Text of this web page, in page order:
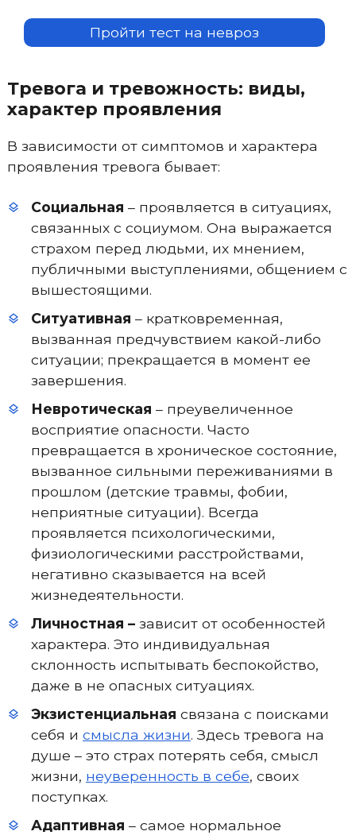
Пройти тест на невроз
Тревога и тревожность: виды,
характер проявления
В зависимости от симптомов и характера
проявления тревога бывает:
Социальная – проявляется в ситуациях,
связанных с социумом. Она выражается
страхом перед людьми, их мнением,
публичными выступлениями, общением с
вышестоящими.
Ситуативная – кратковременная,
вызванная предчувствием какой-либо
ситуации; прекращается в момент ее
завершения.
Невротическая – преувеличенное
восприятие опасности. Часто
превращается в хроническое состояние,
вызванное сильными переживаниями в
прошлом (детские травмы, фобии,
неприятные ситуации). Всегда
проявляется психологическими,
физиологическими расстройствами,
негативно сказывается на всей
жизнедеятельности.
Личностная – зависит от особенностей
характера. Это индивидуальная
склонность испытывать беспокойство,
даже в не опасных ситуациях.
Экзистенциальная связана с поисками
себя и смысла жизни. Здесь тревога на
душе – это страх потерять себя, смысл
жизни, неуверенность в себе, своих
поступках.
Адаптивная – самое нормальное